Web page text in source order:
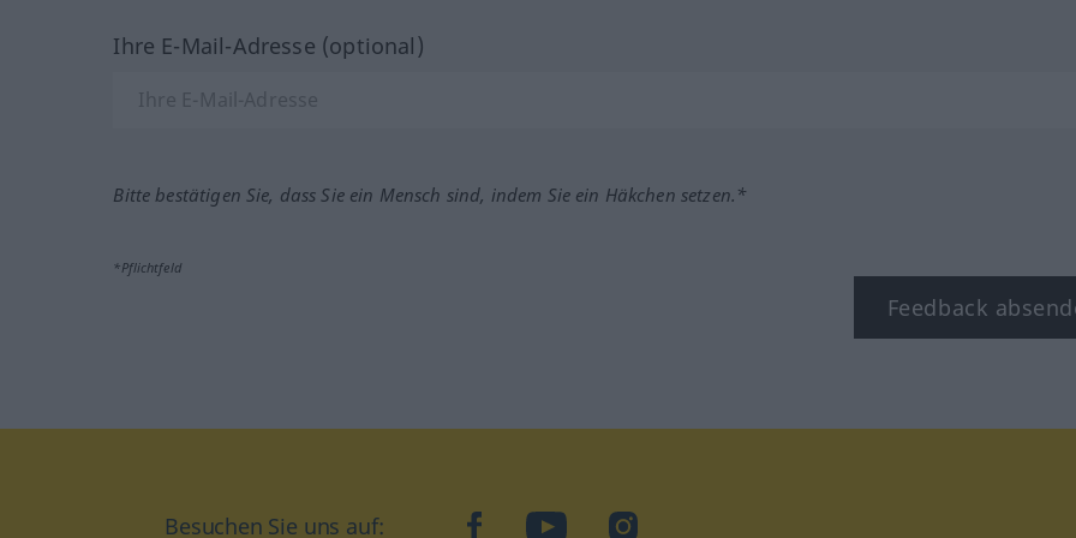
Ihre E-Mail-Adresse (optional)
Bitte bestätigen Sie, dass Sie ein Mensch sind, indem Sie ein Häkchen setzen.*
*Pflichtfeld
Feedback
Besuchen Sie uns auf: facebookYouTubeInstagram